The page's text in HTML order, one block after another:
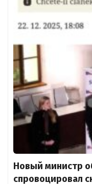
Новый министр
спровоцировал